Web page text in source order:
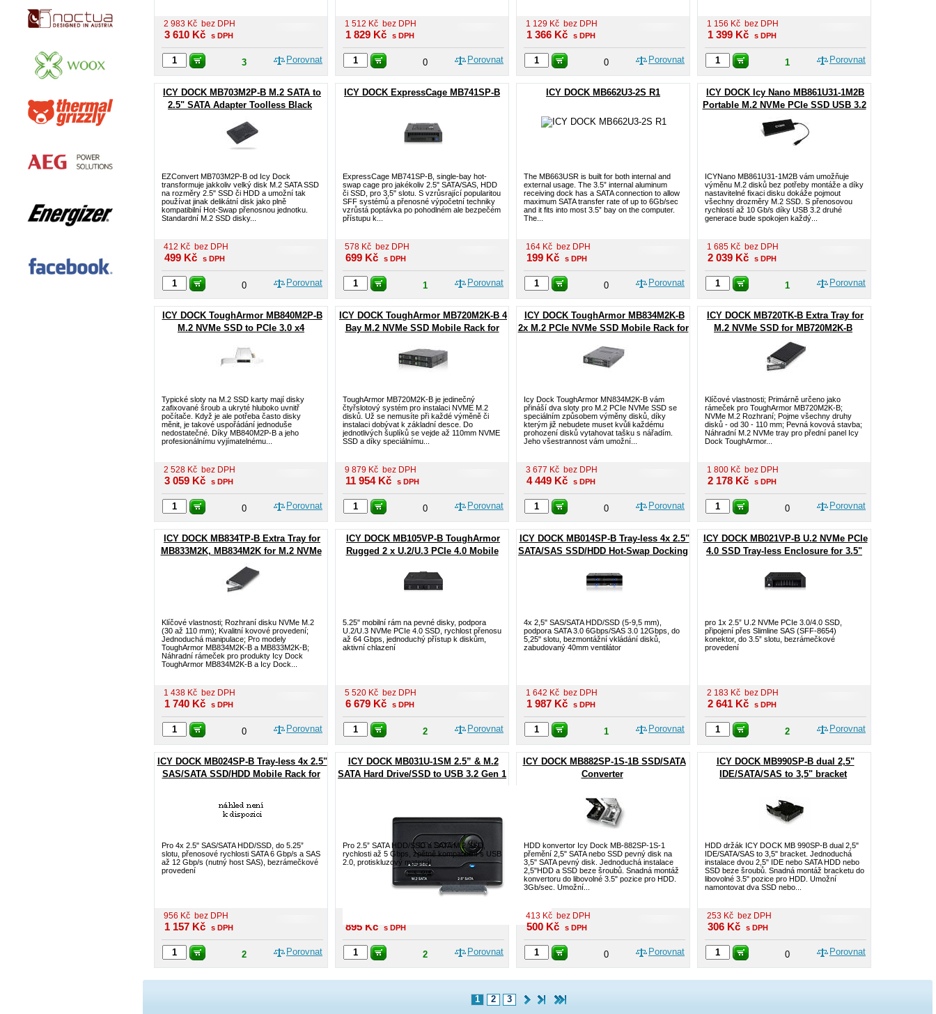
2 983 Kč bez DPH
3 610 Kč s DPH
Porovnat
3
1 512 Kč bez DPH
1 829 Kč s DPH
Porovnat
0
1 129 Kč bez DPH
1 366 Kč s DPH
Porovnat
0
1 156 Kč bez DPH
1 399 Kč s DPH
Porovnat
1
ICY DOCK MB703M2P-B M.2 SATA to
2.5" SATA Adapter Toolless Black
EZConvert MB703M2P-B od Icy Dock
transformuje jakkoliv velký disk M.2 SATA SSD
na rozměry 2.5" SSD či HDD a umožní tak
používat jinak delikátní disk jako plně
kompatibilní Hot-Swap přenosnou jednotku.
Standardní M.2 SSD disky...
412 Kč bez DPH
499 Kč s DPH
Porovnat
0
ICY DOCK ExpressCage MB741SP-B
ExpressCage MB741SP-B, single-bay hot-
swap cage pro jakékoliv 2.5" SATA/SAS, HDD
či SSD, pro 3,5" slotu. S vzrůsrající popularitou
SFF systémů a přenosné výpočetní techniky
vzrůstá poptávka po pohodlném ale bezpečém
přístupu k...
578 Kč bez DPH
699 Kč s DPH
Porovnat
1
ICY DOCK MB662U3-2S R1
The MB663USR is built for both internal and
external usage. The 3.5” internal aluminum
receiving dock has a SATA connection to allow
maximum SATA transfer rate of up to 6Gb/sec
and it fits into most 3.5” bay on the computer.
The...
164 Kč bez DPH
199 Kč s DPH
Porovnat
0
ICY DOCK Icy Nano MB861U31-1M2B
Portable M.2 NVMe PCIe SSD USB 3.2
Ext. Enclosure
ICYNano MB861U31-1M2B vám umožňuje
výměnu M.2 disků bez potřeby montáže a díky
nastavitelné fixaci disku dokáže pojmout
všechny drozměry M.2 SSD. S přenosovou
rychlostí až 10 Gb/s díky USB 3.2 druhé
generace bude spokojen každý...
1 685 Kč bez DPH
2 039 Kč s DPH
Porovnat
1
ICY DOCK ToughArmor MB840M2P-B
M.2 NVMe SSD to PCIe 3.0 x4
Typické sloty na M.2 SSD karty mají disky
zafixované šroub a ukryté hluboko uvnitř
počítače. Když je ale potřeba často disky
měnit, je takové uspořádání jednoduše
nedostatečné. Díky MB840M2P-B a jeho
profesionálnímu vyjímatelnému...
2 528 Kč bez DPH
3 059 Kč s DPH
Porovnat
0
ICY DOCK ToughArmor MB720M2K-B 4
Bay M.2 NVMe SSD Mobile Rack for
ToughArmor MB720M2K-B je jedinečný
čtyřslotový systém pro instalaci NVME M.2
disků. Už se nemusíte při každé výměně či
instalaci dobývat k základní desce. Do
jednotlivých šuplíků se vejde až 110mm NVME
SSD a díky speciálnímu...
9 879 Kč bez DPH
11 954 Kč s DPH
Porovnat
0
ICY DOCK ToughArmor MB834M2K-B
2x M.2 PCIe NVMe SSD Mobile Rack for
Icy Dock ToughArmor MN834M2K-B vám
přináší dva sloty pro M.2 PCIe NVMe SSD se
speciálním způsobem výměny disků, díky
kterým již nebudete muset kvůli každému
prohození disků vytahovat tašku s nářadím.
Jeho všestrannost vám umožní...
3 677 Kč bez DPH
4 449 Kč s DPH
Porovnat
0
ICY DOCK MB720TK-B Extra Tray for
M.2 NVMe SSD for MB720M2K-B
Klíčové vlastnosti; Primárně určeno jako
rámeček pro ToughArmor MB720M2K-B;
NVMe M.2 Rozhraní; Pojme všechny druhy
disků - od 30 - 110 mm; Pevná kovová stavba;
Náhradní M.2 NVMe tray pro přední panel Icy
Dock ToughArmor...
1 800 Kč bez DPH
2 178 Kč s DPH
Porovnat
0
ICY DOCK MB834TP-B Extra Tray for
MB833M2K, MB834M2K for M.2 NVMe
Klíčové vlastnosti; Rozhraní disku NVMe M.2
(30 až 110 mm); Kvalitní kovové provedení;
Jednoduchá manipulace; Pro modely
ToughArmor MB834M2K-B a MB833M2K-B;
Náhradní rámeček pro produkty Icy Dock
ToughArmor MB834M2K-B a Icy Dock...
1 438 Kč bez DPH
1 740 Kč s DPH
Porovnat
0
ICY DOCK MB105VP-B ToughArmor
Rugged 2 x U.2/U.3 PCIe 4.0 Mobile
5.25" mobilní rám na pevné disky, podpora
U.2/U.3 NVMe PCIe 4.0 SSD, rychlost přenosu
až 64 Gbps, jednoduchý přístup k diskům,
aktivní chlazení
5 520 Kč bez DPH
6 679 Kč s DPH
Porovnat
2
ICY DOCK MB014SP-B Tray-less 4x 2.5"
SATA/SAS SSD/HDD Hot-Swap Docking
4x 2,5" SAS/SATA HDD/SSD (5-9,5 mm),
podpora SATA 3.0 6Gbps/SAS 3.0 12Gbps, do
5,25" slotu, bezmontážní vkládání disků,
zabudovaný 40mm ventilátor
1 642 Kč bez DPH
1 987 Kč s DPH
Porovnat
1
ICY DOCK MB021VP-B U.2 NVMe PCIe
4.0 SSD Tray-less Enclosure for 3.5"
pro 1x 2.5” U.2 NVMe PCIe 3.0/4.0 SSD,
připojení přes Slimline SAS (SFF-8654)
konektor, do 3.5” slotu, bezrámečkové
provedení
2 183 Kč bez DPH
2 641 Kč s DPH
Porovnat
2
ICY DOCK MB024SP-B Tray-less 4x 2.5"
SAS/SATA SSD/HDD Mobile Rack for
Pro 4x 2.5" SAS/SATA HDD/SSD, do 5.25”
slotu, přenosové rychlosti SATA 6 Gbp/s a SAS
až 12 Gbp/s (nutný host SAS), bezrámečkové
provedení
956 Kč bez DPH
1 157 Kč s DPH
Porovnat
2
ICY DOCK MB031U-1SM 2.5” & M.2
SATA Hard Drive/SSD to USB 3.2 Gen 1
Pro 2.5” SATA HDD/SSD a SATA M.2 SSD,
rychlosti až 5 Gbps, zpětně kompatibilní s USB
2.0, protiskluzový materiál
895 Kč s DPH
Porovnat
2
ICY DOCK MB882SP-1S-1B SSD/SATA
Converter
HDD konvertor Icy Dock MB-882SP-1S-1
přemění 2,5" SATA nebo SSD pevný disk na
3,5" SATA pevný disk. Jednoduchá instalace
2,5"HDD a SSD beze šroubů. Snadná montáž
konvertoru do libovolné 3.5" pozice pro HDD.
3Gb/sec. Umožní...
413 Kč bez DPH
500 Kč s DPH
Porovnat
0
ICY DOCK MB990SP-B dual 2,5"
IDE/SATA/SAS to 3,5" bracket
HDD držák ICY DOCK MB 990SP-B dual 2,5"
IDE/SATA/SAS to 3,5" bracket. Jednoduchá
instalace dvou 2,5" IDE nebo SATA HDD nebo
SSD beze šroubů. Snadná montáž bracketu do
libovolné 3.5" pozice pro HDD. Umožní
namontovat dva SSD nebo...
253 Kč bez DPH
306 Kč s DPH
Porovnat
0
1 2 3